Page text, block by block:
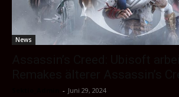
News
- Juni 29, 2024